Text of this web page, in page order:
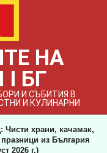
НА
I БГ
И СЪБИТИЯ В
И КУЛИНАРНИ
Чисти храни, качамак,
из България
2026 г.)